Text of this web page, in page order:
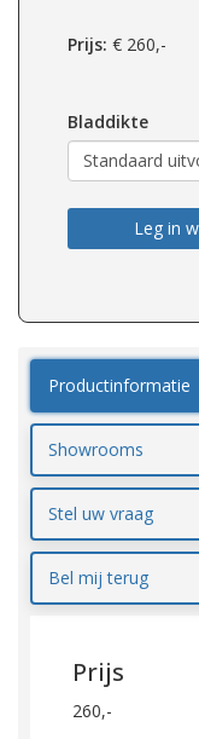
Prijs: € 260,-
Bladdikte
Leg in
Productinformatie
Showrooms
Stel uw vraag
Bel mij terug
Prijs
260,-